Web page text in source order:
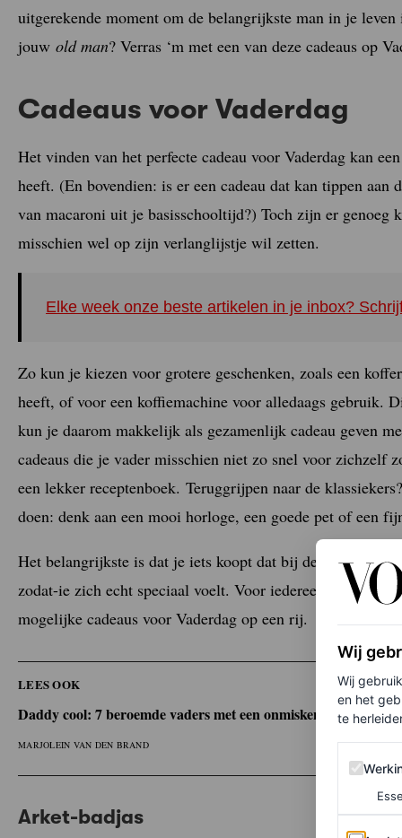
uitgerekende moment om de belangrijkste man in je
jouw old man? Verras ‘m met een van deze cadeaus op
Cadeaus voor Vaderdag
Het vinden van het perfecte cadeau voor Vaderdag kan
heeft. (En bovendien: is er een cadeau dat kan tippen
van macaroni uit je basisschooltijd?) Toch zijn er genoeg
misschien wel op zijn verlanglijstje wil zetten.
Elke week onze beste artikelen in je inbox?
Zo kun je kiezen voor grotere geschenken, zoals een
heeft, of voor een koffiemachine voor alledaags gebruik.
kun je daarom makkelijk als gezamenlijk cadeau geven
cadeaus die je vader misschien niet zo snel voor zichzelf
een lekker receptenboek. Teruggrijpen naar de
doen: denk aan een mooi horloge, een goede pet of een
Het belangrijkste is dat je iets koopt dat bij de
zodat-ie zich echt speciaal voelt. Voor iedereen die wel
mogelijke cadeaus voor Vaderdag op een rij.
LEES OOK
Daddy cool: 7 beroemde vaders met een onmiskenbaar gevoel
MARJOLEIN VAN DEN BRAND
Arket-badjas
Wij
Wij
en het
te
Werking
Analytics